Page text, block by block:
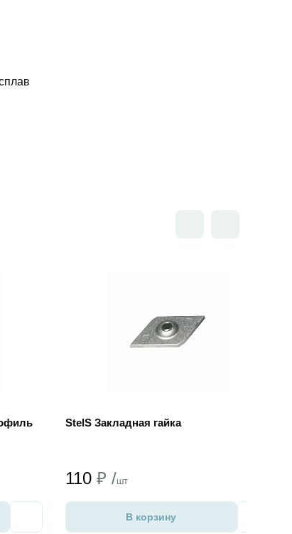
StelS Закладная гайка
110 ₽ /шт
В корзину